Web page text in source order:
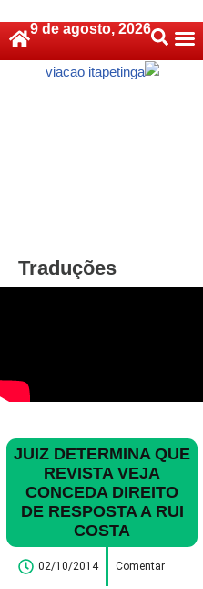
Pular
9 de agosto, 2026
Traduções
JUIZ DETERMINA QUE
REVISTA VEJA
CONCEDA DIREITO
DE RESPOSTA A RUI
COSTA
02/10/2014 Comentar